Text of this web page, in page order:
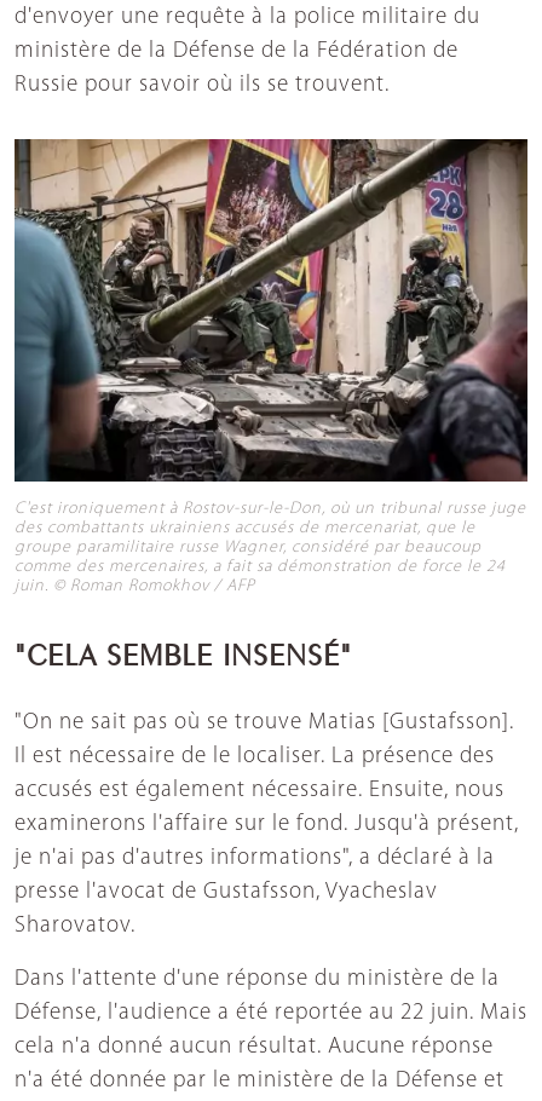
d'envoyer une requête à la police militaire du
ministère de la Défense de la Fédération de
Russie pour savoir où ils se trouvent.
C'est ironiquement à Rostov-sur-le-Don, où un tribunal russe juge
des combattants ukrainiens accusés de mercenariat, que le
groupe paramilitaire russe Wagner, considéré par beaucoup
comme des mercenaires, a fait sa démonstration de force le 24
juin. © Roman Romokhov / AFP
"CELA SEMBLE INSENSÉ"
"On ne sait pas où se trouve Matias [Gustafsson].
Il est nécessaire de le localiser. La présence des
accusés est également nécessaire. Ensuite, nous
examinerons l'affaire sur le fond. Jusqu'à présent,
je n'ai pas d'autres informations", a déclaré à la
presse l'avocat de Gustafsson, Vyacheslav
Sharovatov.
Dans l'attente d'une réponse du ministère de la
Défense, l'audience a été reportée au 22 juin. Mais
cela n'a donné aucun résultat. Aucune réponse
n'a été donnée par le ministère de la Défense et